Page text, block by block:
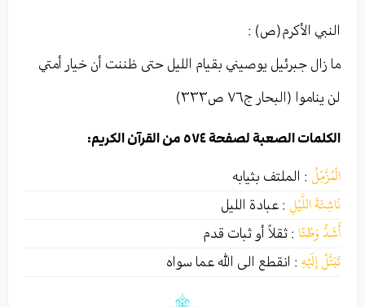
النبي الأکرم(ص) :
ما زال جبرئيل يوصيني بقيام الليل حتى ظننت أن خيار أمتي
لن يناموا (البحار ج٧٦ ص٣٣٣)
الكلمات الصعبة لصفحة ٥٧٤ من القرآن الكريم:
الْمُزَّمِّلُ : الملتف بثيابه
نَاشِئَةَ اللَّيْلِ : عبادة الليل
أَشَدُّ وَطْئًا : ثقلاً أو ثبات قدم
تَبَتَّلْ إِلَيْهِ : انقطع الى الله عما سواه